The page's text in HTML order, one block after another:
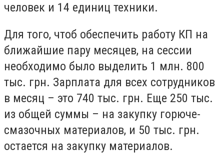
человек и 14 единиц техники.
Для того, чтоб обеспечить работу КП на
ближайшие пару месяцев, на сессии
необходимо было выделить 1 млн. 800
тыс. грн. Зарплата для всех сотрудников
в месяц – это 740 тыс. грн. Еще 250 тыс.
из общей суммы – на закупку горюче-
смазочных материалов, и 50 тыс. грн.
остается на закупку материалов.